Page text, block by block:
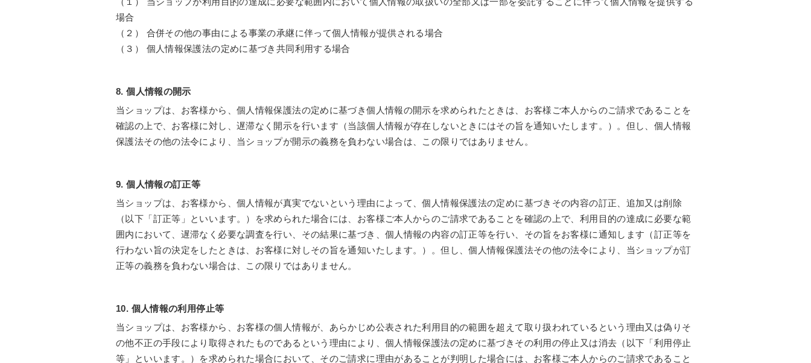
場合
（２） 合併その他の事由による事業の承継に伴って個人情報が提供される場合
（３） 個人情報保護法の定めに基づき共同利用する場合
8. 個人情報の開示
当ショップは、お客様から、個人情報保護法の定めに基づき個人情報の開示を求められたときは、お客様ご本人からのご請求であることを
確認の上で、お客様に対し、遅滞なく開示を行います（当該個人情報が存在しないときにはその旨を通知いたします。）。但し、個人情報
保護法その他の法令により、当ショップが開示の義務を負わない場合は、この限りではありません。
9. 個人情報の訂正等
当ショップは、お客様から、個人情報が真実でないという理由によって、個人情報保護法の定めに基づきその内容の訂正、追加又は削除
（以下「訂正等」といいます。）を求められた場合には、お客様ご本人からのご請求であることを確認の上で、利用目的の達成に必要な範
囲内において、遅滞なく必要な調査を行い、その結果に基づき、個人情報の内容の訂正等を行い、その旨をお客様に通知します（訂正等を
行わない旨の決定をしたときは、お客様に対しその旨を通知いたします。）。但し、個人情報保護法その他の法令により、当ショップが訂
正等の義務を負わない場合は、この限りではありません。
10. 個人情報の利用停止等
当ショップは、お客様から、お客様の個人情報が、あらかじめ公表された利用目的の範囲を超えて取り扱われているという理由又は偽りそ
の他不正の手段により取得されたものであるという理由により、個人情報保護法の定めに基づきその利用の停止又は消去（以下「利用停止
等」といいます。）を求められた場合において、そのご請求に理由があることが判明した場合には、お客様ご本人からのご請求であること